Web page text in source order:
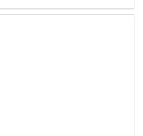
Minh Nghiêm ở Gia Lai và